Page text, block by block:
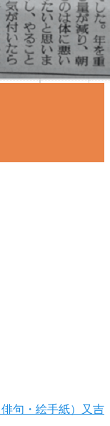
句・絵手紙）又吉